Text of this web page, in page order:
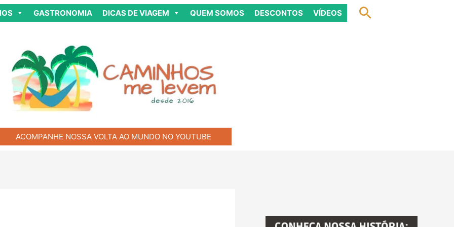
GASTRONOMIA DICAS DE VIAGEM QUEM SOMOS DESCONTOS VÍDEOS Pesquisar
ACOMPANHE NOSSA VOLTA AO MUNDO NO YOUTUBE